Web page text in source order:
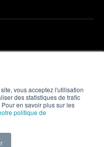
vous acceptez l'utilisation
des statistiques de trafic
en savoir plus sur les
politique de
vous pouvez nous